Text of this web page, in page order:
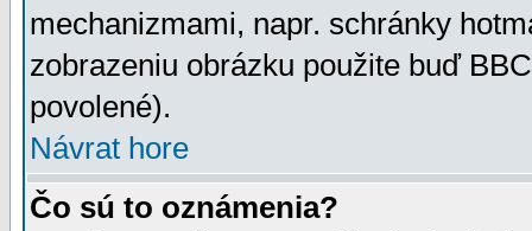
mechanizmami, napr. schránky
zobrazeniu obrázku použite buď
povolené).
Návrat hore
Čo sú to oznámenia?